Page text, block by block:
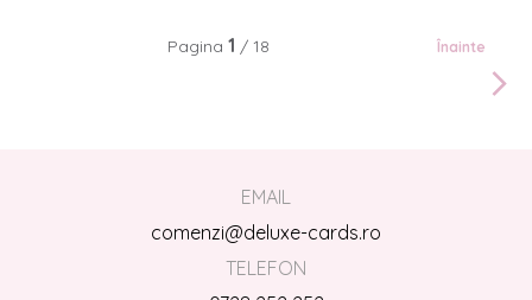
Pagina 1 / 18 Înainte
EMAIL
comenzi@deluxe-cards.ro
TELEFON